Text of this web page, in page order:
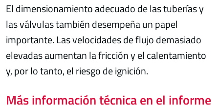
El dimensionamiento adecuado de las tuberías y
las válvulas también desempeña un papel
importante. Las velocidades de flujo demasiado
elevadas aumentan la fricción y el calentamiento
y, por lo tanto, el riesgo de ignición.
Más información técnica en el informe